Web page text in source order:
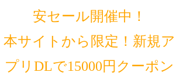
安セール開催中！
本サイトから限定！新規ア
プリDLで15000円クーポン